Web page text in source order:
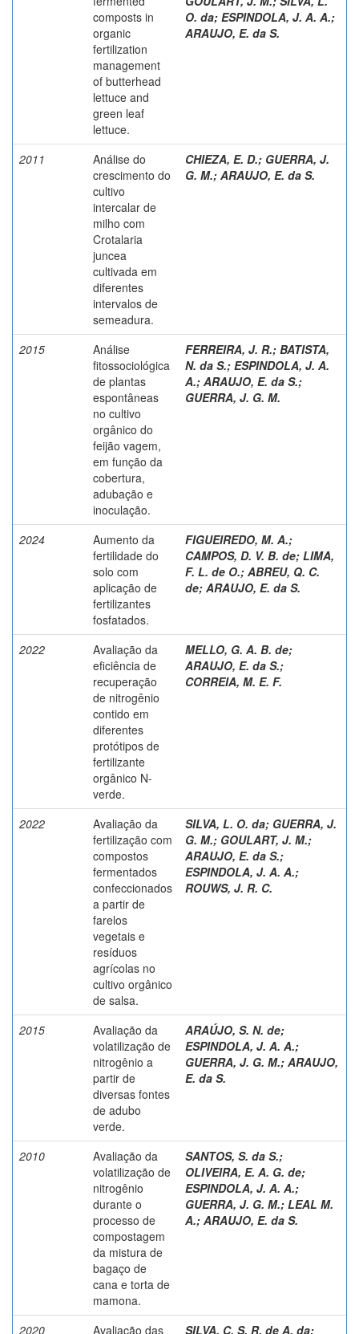
composts in
organic
fertilization
management
of butterhead
lettuce and
green leaf
lettuce.
O. da; ESPINDOLA, J. A. A.;
ARAUJO, E. da S.
2011
Análise do
crescimento do
cultivo
intercalar de
milho com
Crotalaria
juncea
cultivada em
diferentes
intervalos de
semeadura.
CHIEZA, E. D.; GUERRA, J.
G. M.; ARAUJO, E. da S.
2015
Análise
fitossociológica
de plantas
espontâneas
no cultivo
orgânico do
feijão vagem,
em função da
cobertura,
adubação e
inoculação.
FERREIRA, J. R.; BATISTA,
N. da S.; ESPINDOLA, J. A.
A.; ARAUJO, E. da S.;
GUERRA, J. G. M.
2024
Aumento da
fertilidade do
solo com
aplicação de
fertilizantes
fosfatados.
FIGUEIREDO, M. A.;
CAMPOS, D. V. B. de; LIMA,
F. L. de O.; ABREU, Q. C.
de; ARAUJO, E. da S.
2022
Avaliação da
eficiência de
recuperação
de nitrogênio
contido em
diferentes
protótipos de
fertilizante
orgânico N-
verde.
MELLO, G. A. B. de;
ARAUJO, E. da S.;
CORREIA, M. E. F.
2022
Avaliação da
fertilização com
compostos
fermentados
confeccionados
a partir de
farelos
vegetais e
resíduos
agrícolas no
cultivo orgânico
de salsa.
SILVA, L. O. da; GUERRA, J.
G. M.; GOULART, J. M.;
ARAUJO, E. da S.;
ESPINDOLA, J. A. A.;
ROUWS, J. R. C.
2015
Avaliação da
volatilização de
nitrogênio a
partir de
diversas fontes
de adubo
verde.
ARAÚJO, S. N. de;
ESPINDOLA, J. A. A.;
GUERRA, J. G. M.; ARAUJO,
E. da S.
2010
Avaliação da
volatilização de
nitrogênio
durante o
processo de
compostagem
da mistura de
bagaço de
cana e torta de
mamona.
SANTOS, S. da S.;
OLIVEIRA, E. A. G. de;
ESPINDOLA, J. A. A.;
GUERRA, J. G. M.; LEAL M.
A.; ARAUJO, E. da S.
2020 Avaliação das SILVA, C. S. R. de A. da;